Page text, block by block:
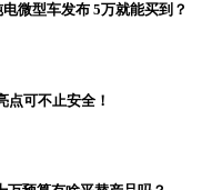
微型车发布 5万就能买到？
点可不止安全！